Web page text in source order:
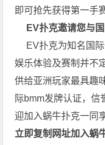
即可抢先获得第一手
EV扑克邀请您与国
EV扑克为知名国际
娱乐体验及赛制并不
供给亚洲玩家最具趣
际bmm发牌认证，信
迎加入蜗牛扑克一同
立即复制网址加入蜗